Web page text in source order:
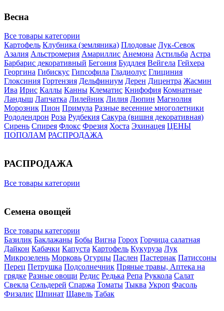
Весна
Все товары категории
Картофель Клубника (земляника) Плодовые Лук-Севок
Азалия Альстромерия Амариллис Анемона Астильба Астра
Барбарис декоративный Бегония Буддлея Вейгела Гейхера
Георгина Гибискус Гипсофила Гладиолус Глициния
Глоксиния Гортензия Дельфиниум Дерен Дицентра Жасмин
Ива Ирис Каллы Канны Клематис Книфофия Комнатные
Ландыш Лапчатка Лилейник Лилия Люпин Магнолия
Морозник Пион Примула Разные весенние многолетники
Рододендрон Роза Рудбекия Сакура (вишня декоративная)
Сирень Спирея Флокс Фрезия Хоста Эхинацея ЦЕНЫ
ПОПОЛАМ РАСПРОДАЖА
РАСПРОДАЖА
Все товары категории
Семена овощей
Все товары категории
Базилик Баклажаны Бобы Вигна Горох Горчица салатная
Дайкон Кабачки Капуста Картофель Кукуруза Лук
Микрозелень Морковь Огурцы Паслен Пастернак Патиссоны
Перец Петрушка Подсолнечник Пряные травы, Аптека на
грядке Разные овощи Редис Редька Репа Руккола Салат
Свекла Сельдерей Спаржа Томаты Тыква Укроп Фасоль
Физалис Шпинат Щавель Табак